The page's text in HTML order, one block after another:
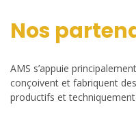
Nos
AMS s’appuie
conçoivent et fabriquent
productifs et